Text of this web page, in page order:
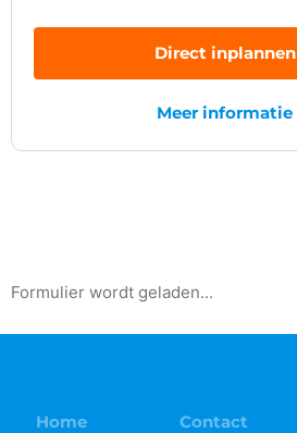
Direct inplannen
Meer informatie
Formulier wordt geladen...
Home Contact